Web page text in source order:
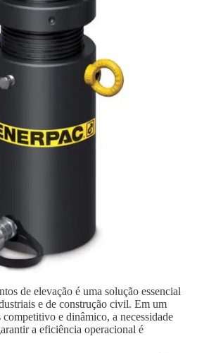
de elevação é uma solução essencial
e de construção civil. Em um
competitivo e dinâmico, a necessidade
a eficiência operacional é